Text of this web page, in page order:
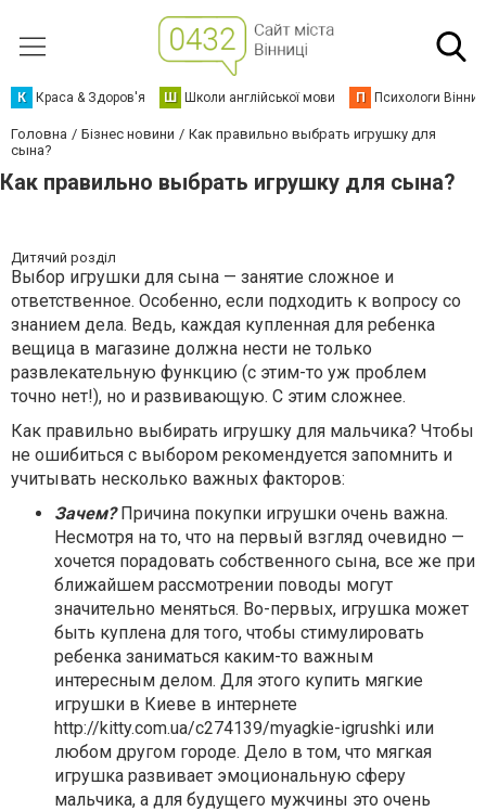
К Краса & Здоров'я Ш Школи англійської мови П Психологи
Головна Бізнес новини
Как правильно выбрать игрушку для
сына?
Как правильно выбрать игрушку для сына?
Дитячий розділ
Выбор игрушки для сына — занятие сложное и
ответственное. Особенно, если подходить к вопросу со
знанием дела. Ведь, каждая купленная для ребенка
вещица в магазине должна нести не только
развлекательную функцию (с этим-то уж проблем
точно нет!), но и развивающую. С этим сложнее.
Как правильно выбирать игрушку для мальчика? Чтобы
не ошибиться с выбором рекомендуется запомнить и
учитывать несколько важных факторов:
Зачем?Причина покупки игрушки очень важна.
Несмотря на то, что на первый взгляд очевидно —
хочется порадовать собственного сына, все же при
ближайшем рассмотрении поводы могут
значительно меняться. Во-первых, игрушка может
быть куплена для того, чтобы стимулировать
ребенка заниматься каким-то важным
интересным делом. Для этого купить мягкие
игрушки в Киеве в интернете
http://kitty.com.ua/c274139/myagkie-igrushki или
любом другом городе. Дело в том, что мягкая
игрушка развивает эмоциональную сферу
мальчика, а для будущего мужчины это очень